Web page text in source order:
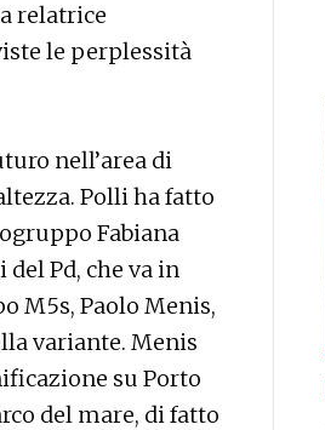
relatrice
le perplessità
nell’area di
Polli ha fatto
Fabiana
Pd, che va in
M5s, Paolo Menis,
variante. Menis
su Porto
del mare, di fatto